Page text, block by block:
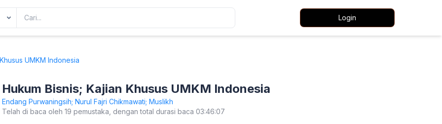
Login
UMKM Indonesia
Hukum Bisnis; Kajian Khusus UMKM Indonesia
Endang Purwaningsih; Nurul Fajri Chikmawati; Muslikh
Telah di baca oleh 19 pemustaka, dengan total durasi baca 03:46:07